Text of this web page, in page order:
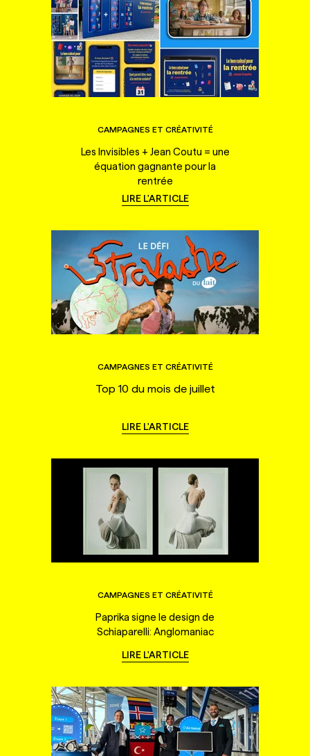
CAMPAGNES ET CRÉATIVITÉ
Les Invisibles + Jean Coutu = une
équation gagnante pour la
rentrée
LIRE L'ARTICLE
CAMPAGNES ET CRÉATIVITÉ
Top 10 du mois de juillet
LIRE L'ARTICLE
CAMPAGNES ET CRÉATIVITÉ
Paprika signe le design de
Schiaparelli: Anglomaniac
LIRE L'ARTICLE